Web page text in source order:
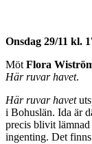
Onsdag 29/11 kl.
MötFlora
Här ruvar havet.
Här ruvar havet
i Bohuslän. Ida är
precis blivit
ingenting. Det